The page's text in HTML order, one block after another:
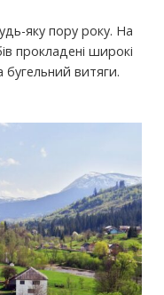
яку пору року. На
прокладені широкі
бугельний витяги.